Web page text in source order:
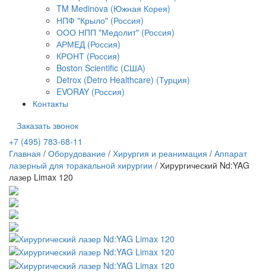
TM Medinova (Южная Корея)
НПФ "Крыло" (Россия)
ООО НПП "Медолит" (Россия)
АРМЕД (Россия)
КРОНТ (Россия)
Boston Scientific (США)
Detrox (Detro Healthcare) (Турция)
EVORAY (Россия)
Контакты
Заказать звонок
+7 (495) 783-68-11
Главная / Оборудование / Хирургия и реанимация / Аппарат
лазерный для торакальной хирургии / Хирургический Nd:YAG
лазер Limax 120